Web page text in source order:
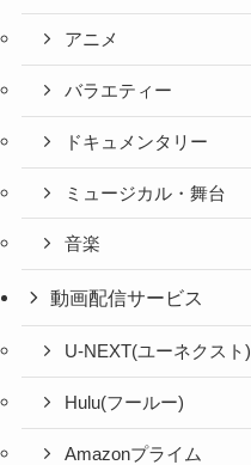
アニメ
バラエティー
ドキュメンタリー
ミュージカル・舞台
音楽
動画配信サービス
U-NEXT(ユーネクスト)
Hulu(フールー)
Amazonプライム